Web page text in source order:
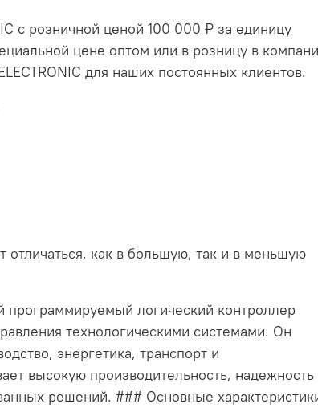
с розничной ценой 100 000 ₽ за единицу
цене оптом или в розницу в
для наших постоянных клиентов.
отличаться, как в большую, так и в меньшую
логический контроллер
технологическими системами. Он
энергетика, транспорт и
высокую производительность, надежность
решений. ### Основные